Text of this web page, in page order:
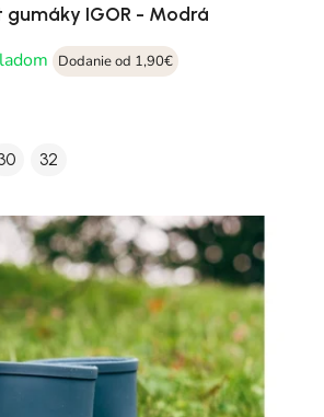
IGOR - Modrá
Dodanie od 1,90€
32